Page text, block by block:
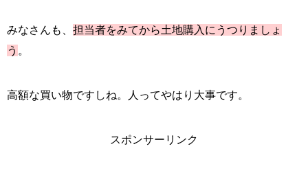
みなさんも、 担当者をみてから土地購入にうつりましょ
う 。
高額な買い物ですしね。人ってやはり大事です。
スポンサーリンク